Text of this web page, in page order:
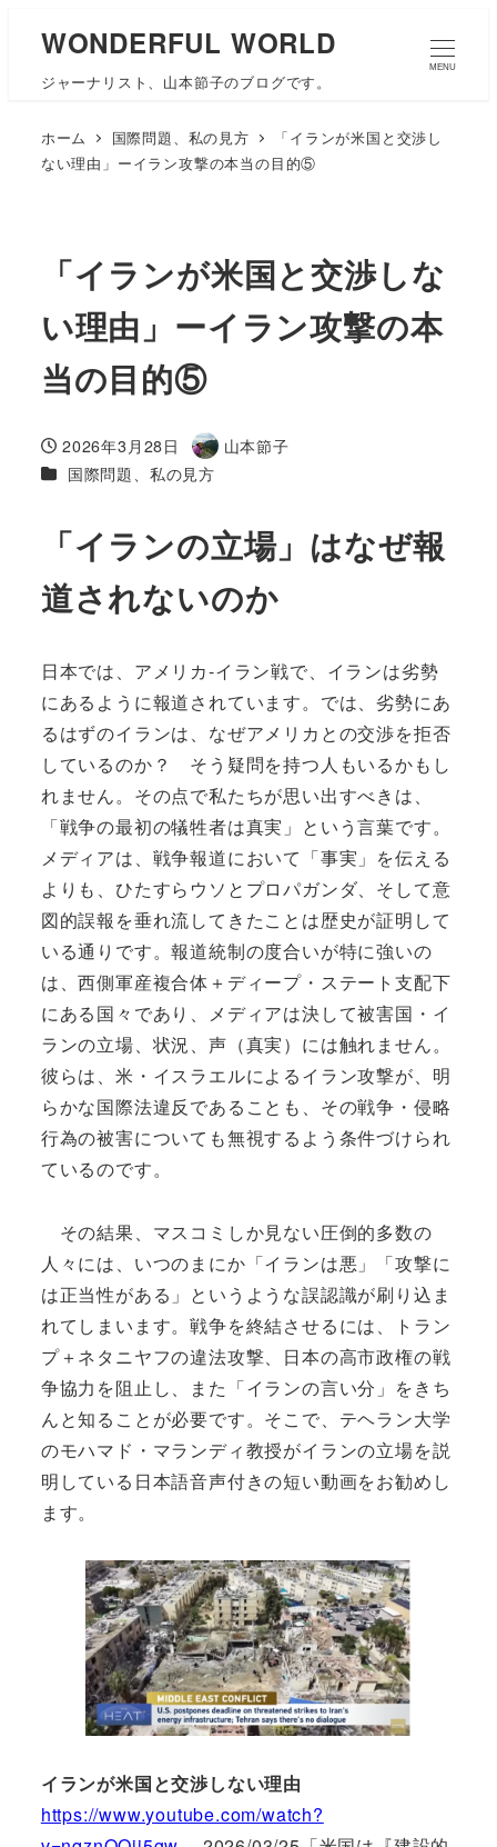
WONDERFUL WORLD
ジャーナリスト、山本節子のブログです。
MENU
ホーム 国際問題、私の見方
「イランが米国と交渉し
ない理由」ーイラン攻撃の本当の目的⑤
「イランが米国と交渉しな
い理由」ーイラン攻撃の本
当の目的⑤
投稿日
2026年3月28日
著
者
山本節子
カテゴリー
国際問題、私の見方
「イランの立場」はなぜ報
道されないのか
日本では、アメリカ‐イラン戦で、イランは劣勢
にあるように報道されています。では、劣勢にあ
るはずのイランは、なぜアメリカとの交渉を拒否
しているのか？ そう疑問を持つ人もいるかもし
れません。その点で私たちが思い出すべきは、
「戦争の最初の犠牲者は真実」という言葉です。
メディアは、戦争報道において「事実」を伝える
よりも、ひたすらウソとプロパガンダ、そして意
図的誤報を垂れ流してきたことは歴史が証明して
いる通りです。報道統制の度合いが特に強いの
は、西側軍産複合体＋ディープ・ステート支配下
にある国々であり、メディアは決して被害国・イ
ランの立場、状況、声（真実）には触れません。
彼らは、米・イスラエルによるイラン攻撃が、明
らかな国際法違反であることも、その戦争・侵略
行為の被害についても無視するよう条件づけられ
ているのです。
その結果、マスコミしか見ない圧倒的多数の
人々には、いつのまにか「イランは悪」「攻撃に
は正当性がある」というような誤認識が刷り込ま
れてしまいます。戦争を終結させるには、トラン
プ＋ネタニヤフの違法攻撃、日本の高市政権の戦
争協力を阻止し、また「イランの言い分」をきち
んと知ることが必要です。そこで、テヘラン大学
のモハマド・マランディ教授がイランの立場を説
明している日本語音声付きの短い動画をお勧めし
ます。
イランが米国と交渉しない理由
https://www.youtube.com/watch?